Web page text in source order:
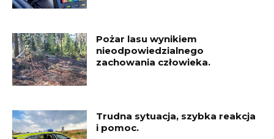
Pożar lasu wynikiem
nieodpowiedzialnego
zachowania człowieka.
Trudna sytuacja, szybka reakcja
i pomoc.